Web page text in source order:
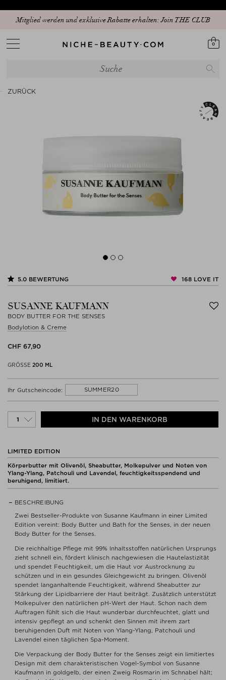
Mitglied werden und exklusive Rabatte erhalten: Join THE CLUB
0
ZURÜCK
5.0 BEWERTUNG 168 LOVE IT
SUSANNE KAUFMANN
BODY BUTTER FOR THE SENSES
Bodylotion & Creme
GRÖSSE 200 ML
IN DEN WARENKORB
Ihr Gutscheincode: SUMMER20
CHF 67,90
LIMITED EDITION
Körperbutter mit Olivenöl, Sheabutter, Molkepulver und Noten von
Ylang-Ylang, Patchouli und Lavendel, feuchtigkeitsspendend und
beruhigend, limitiert.
BESCHREIBUNG
Zwei Bestseller-Produkte von Susanne Kaufmann in einer Limited
Edition​ vereint: Body Butter und Bath for the Senses, in der neuen
Body Butter for the Senses.​
Die reichhaltige Pflege mit 99% Inhaltsstoffen natürlichen Ursprungs
zieht schnell ein, fördert klinisch nachgewiesen die Hautelastizität
und spendet Feuchtigkeit, um die Haut vor Austrocknung zu
schützen und in ein gesundes Gleichgewicht zu bringen.​ Olivenöl
spendet langanhaltende Feuchtigkeit, während Sheabutter zur
Stärkung der Lipidbarriere der Haut beiträgt. Zusätzlich unterstützt
Molkepulver den natürlichen pH-Wert der Haut. Schon nach dem
Auftragen fühlt sich die Haut wunderbar durchfeuchtet, glatt und
intensiv gepflegt an und schenkt den Sinnen mit ihrem zart
beruhigenden Duft mit Noten von Ylang-Ylang, Patchouli und
Lavendel einen täglichen Spa-Moment.​
Die Verpackung der Body Butter for the Senses zeigt ein limitiertes
Design mit dem charakteristischen Vogel-Symbol von Susanne
Kaufmann in goldgelb, der einen Zweig Rosmarin im Schnabel hält;